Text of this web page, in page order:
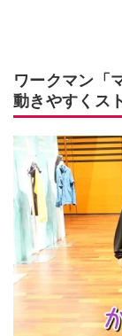
ワークマン「
動きやすくス